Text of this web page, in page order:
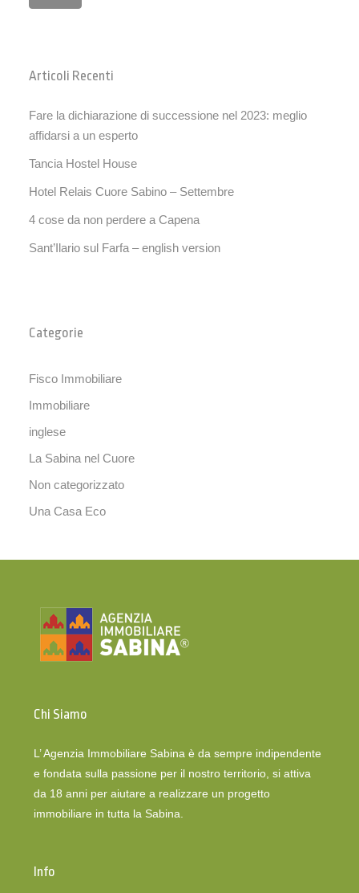
Articoli Recenti
Fare la dichiarazione di successione nel 2023: meglio
affidarsi a un esperto
Tancia Hostel House
Hotel Relais Cuore Sabino – Settembre
4 cose da non perdere a Capena
Sant’Ilario sul Farfa – english version
Categorie
Fisco Immobiliare
Immobiliare
inglese
La Sabina nel Cuore
Non categorizzato
Una Casa Eco
Chi Siamo
L’ Agenzia Immobiliare Sabina è da sempre indipendente
e fondata sulla passione per il nostro territorio, si attiva
da 18 anni per aiutare a realizzare un progetto
immobiliare in tutta la Sabina.
Info